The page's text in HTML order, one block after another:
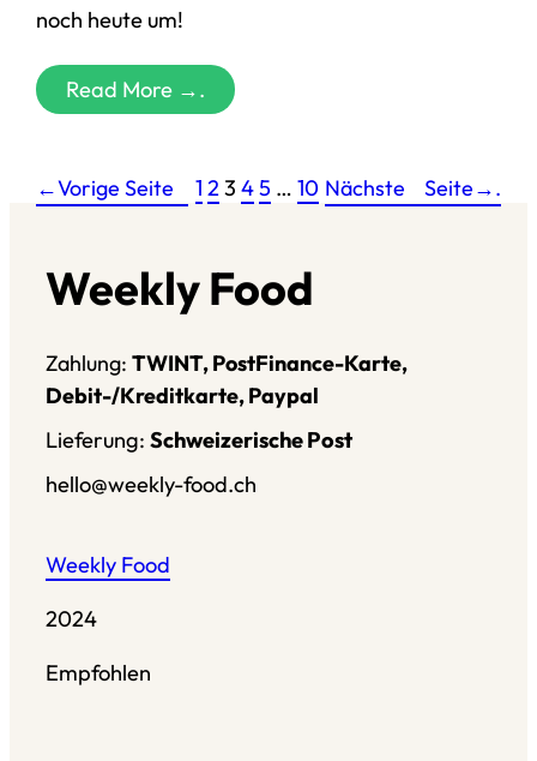
noch heute um!
Read More →.
←Vorige Seite 1 23 45 … 10 Nächste Seite→.
Weekly Food
Zahlung: TWINT, PostFinance-Karte,
Debit-/Kreditkarte, Paypal
Lieferung: Schweizerische Post
hello@weekly-food.ch
Weekly Food
2024
Empfohlen